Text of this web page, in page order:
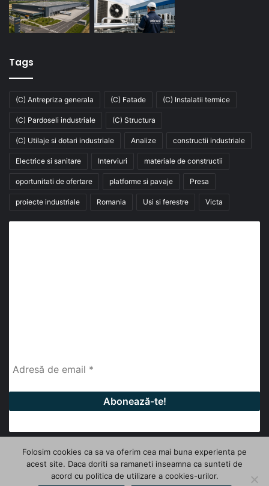
Tags
(C) Antrepriza generala (C) Fatade (C) Instalatii termice
(C) Pardoseli industriale (C) Structura
(C) Utilaje si dotari industriale Analize constructii industriale
Electrice si sanitare Interviuri materiale de constructii
oportunitati de ofertare platforme si pavaje Presa
proiecte industriale Romania Usi si ferestre Victa
© Copyright 2026, All Rights Reserved | InfoHale
Folosim cookies ca sa va oferim cea mai buna experienta pe
acest site. Daca doriti sa ramaneti inseamna ca sunteti de
acord cu politica de utilizare a cookies-urilor.